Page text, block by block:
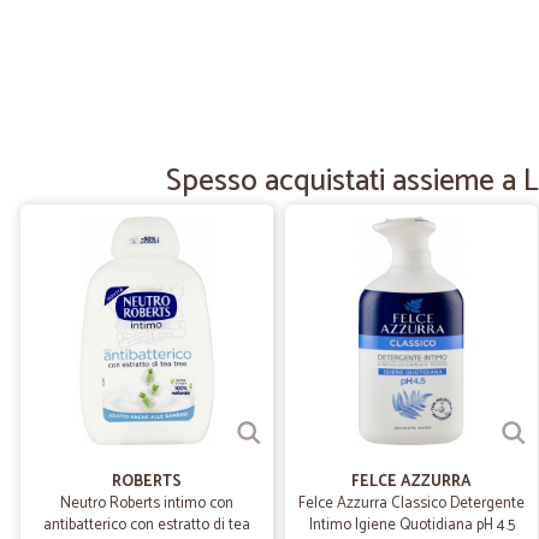
Spesso acquistati assieme
ROBERTS
Neutro Roberts intimo con
antibatterico con estratto di tea
FELCE AZZURRA
Felce Azzurra Classico Detergente
Intimo Igiene Quotidiana pH 4.5